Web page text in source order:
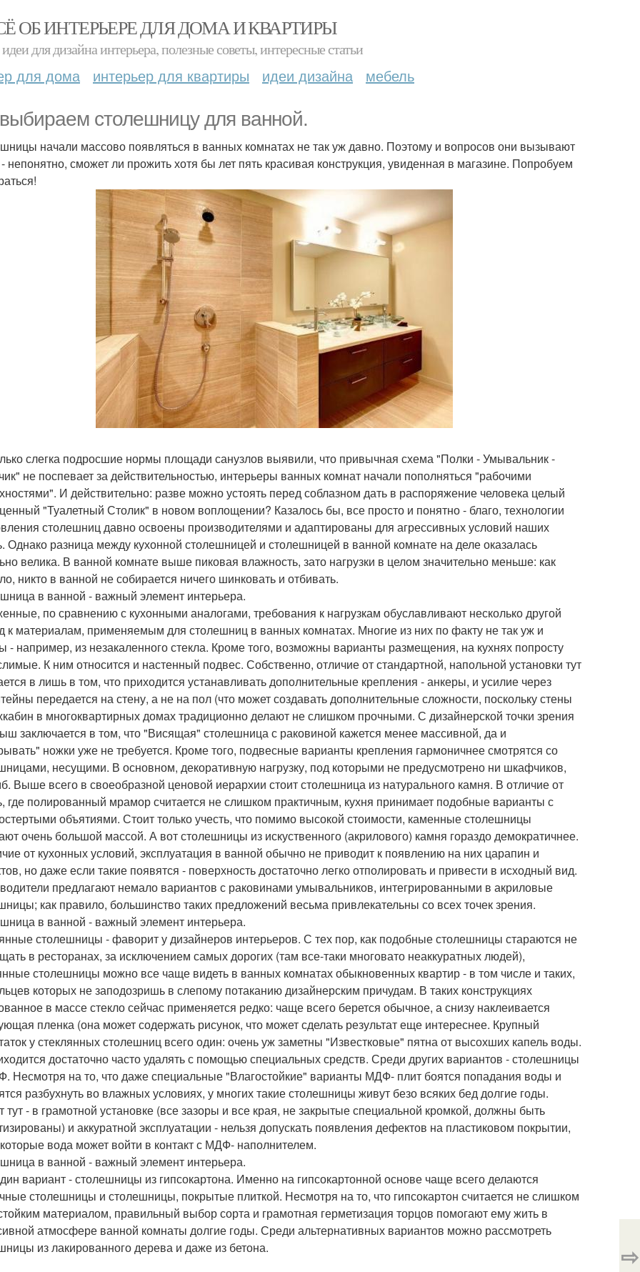
ОБ ИНТЕРЬЕРЕ ДЛЯ ДОМА И КВАРТИРЫ
для дизайна интерьера, полезные советы, интересные статьи
для дома интерьер для квартиры идеи дизайна мебель
столешницу для ванной.
начали массово появляться в ванных комнатах не так уж давно. Поэтому и вопросов они вызывают
непонятно, сможет ли прожить хотя бы лет пять красивая конструкция, увиденная в магазине. Попробуем
слегка подросшие нормы площади санузлов выявили, что привычная схема "Полки - Умывальник -
не поспевает за действительностью, интерьеры ванных комнат начали пополняться "рабочими
И действительно: разве можно устоять перед соблазном дать в распоряжение человека целый
"Туалетный Столик" в новом воплощении? Казалось бы, все просто и понятно - благо, технологии
столешниц давно освоены производителями и адаптированы для агрессивных условий наших
Однако разница между кухонной столешницей и столешницей в ванной комнате на деле оказалась
велика. В ванной комнате выше пиковая влажность, зато нагрузки в целом значительно меньше: как
никто в ванной не собирается ничего шинковать и отбивать.
в ванной - важный элемент интерьера.
по сравнению с кухонными аналогами, требования к нагрузкам обуславливают несколько другой
к материалам, применяемым для столешниц в ванных комнатах. Многие из них по факту не так уж и
- например, из незакаленного стекла. Кроме того, возможны варианты размещения, на кухнях попросту
К ним относится и настенный подвес. Собственно, отличие от стандартной, напольной установки тут
в лишь в том, что приходится устанавливать дополнительные крепления - анкеры, и усилие через
передается на стену, а не на пол (что может создавать дополнительные сложности, поскольку стены
в многоквартирных домах традиционно делают не слишком прочными. С дизайнерской точки зрения
заключается в том, что "Висящая" столешница с раковиной кажется менее массивной, да и
ножки уже не требуется. Кроме того, подвесные варианты крепления гармоничнее смотрятся со
несущими. В основном, декоративную нагрузку, под которыми не предусмотрено ни шкафчиков,
Выше всего в своеобразной ценовой иерархии стоит столешница из натурального камня. В отличие от
где полированный мрамор считается не слишком практичным, кухня принимает подобные варианты с
объятиями. Стоит только учесть, что помимо высокой стоимости, каменные столешницы
очень большой массой. А вот столешницы из искуственного (акрилового) камня гораздо демократичнее.
от кухонных условий, эксплуатация в ванной обычно не приводит к появлению на них царапин и
но даже если такие появятся - поверхность достаточно легко отполировать и привести в исходный вид.
предлагают немало вариантов с раковинами умывальников, интегрированными в акриловые
как правило, большинство таких предложений весьма привлекательны со всех точек зрения.
в ванной - важный элемент интерьера.
столешницы - фаворит у дизайнеров интерьеров. С тех пор, как подобные столешницы стараются не
в ресторанах, за исключением самых дорогих (там все-таки многовато неаккуратных людей),
столешницы можно все чаще видеть в ванных комнатах обыкновенных квартир - в том числе и таких,
которых не заподозришь в слепому потаканию дизайнерским причудам. В таких конструкциях
в массе стекло сейчас применяется редко: чаще всего берется обычное, а снизу наклеивается
пленка (она может содержать рисунок, что может сделать результат еще интереснее. Крупный
у стеклянных столешниц всего один: очень уж заметны "Известковые" пятна от высохших капель воды.
достаточно часто удалять с помощью специальных средств. Среди других вариантов - столешницы
Несмотря на то, что даже специальные "Влагостойкие" варианты МДФ- плит боятся попадания воды и
разбухнуть во влажных условиях, у многих такие столешницы живут безо всяких бед долгие годы.
тут - в грамотной установке (все зазоры и все края, не закрытые специальной кромкой, должны быть
и аккуратной эксплуатации - нельзя допускать появления дефектов на пластиковом покрытии,
вода может войти в контакт с МДФ- наполнителем.
в ванной - важный элемент интерьера.
вариант - столешницы из гипсокартона. Именно на гипсокартонной основе чаще всего делаются
столешницы и столешницы, покрытые плиткой. Несмотря на то, что гипсокартон считается не слишком
материалом, правильный выбор сорта и грамотная герметизация торцов помогают ему жить в
атмосфере ванной комнаты долгие годы. Среди альтернативных вариантов можно рассмотреть
из лакированного дерева и даже из бетона.
⇨